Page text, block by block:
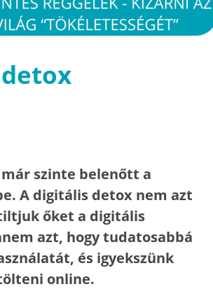
szinte belenőtt a
A digitális detox nem azt
őket a digitális
azt, hogy tudatosabbá
és igyekszünk
online.